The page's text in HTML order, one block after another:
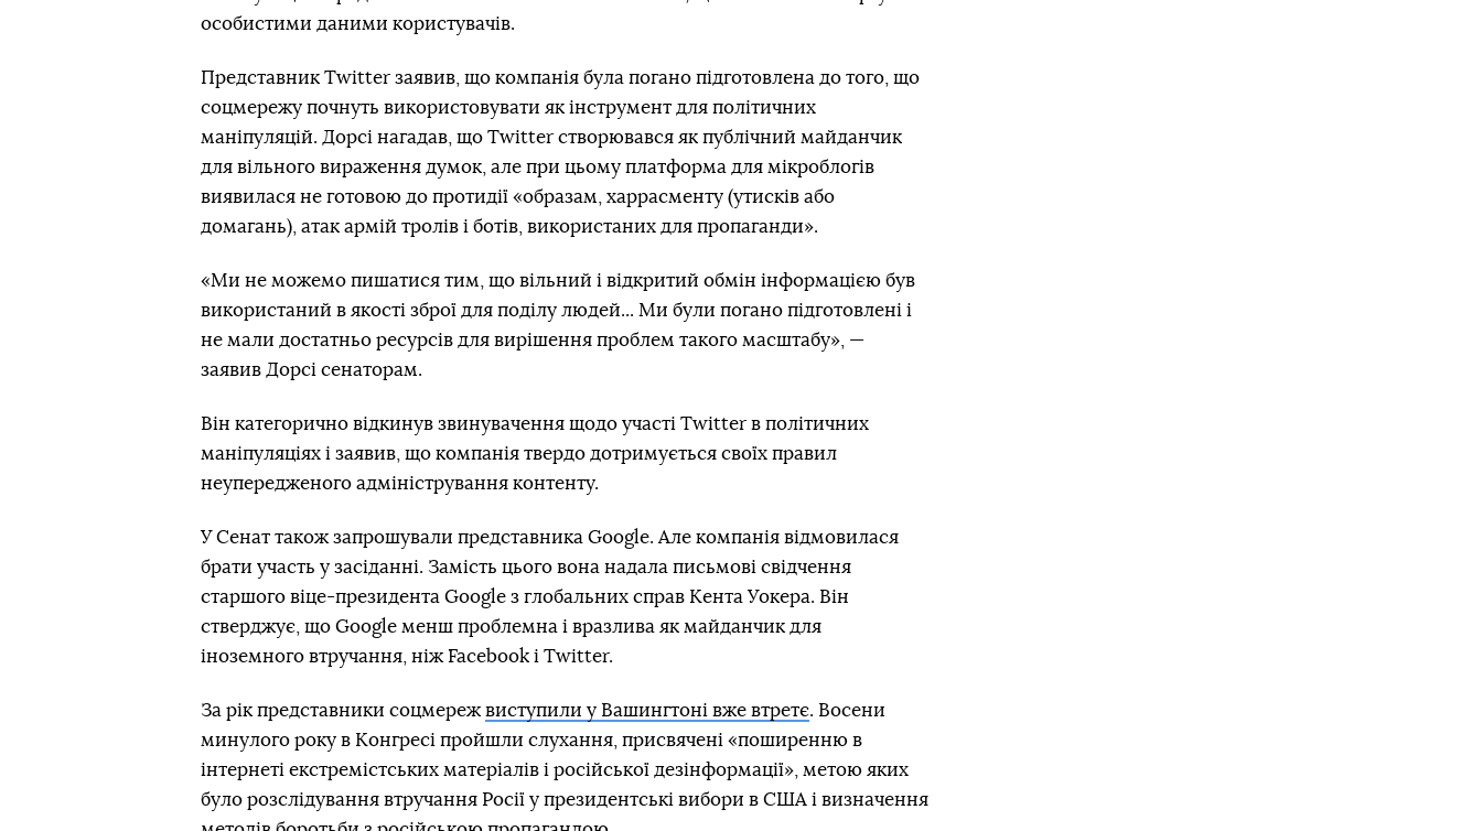
особистими даними користувачів.
Представник Twitter заявив, що компанія була погано підготовлена до того, що
соцмережу почнуть використовувати як інструмент для політичних
маніпуляцій. Дорсі нагадав, що Twitter створювався як публічний майданчик
для вільного вираження думок, але при цьому платформа для мікроблогів
виявилася не готовою до протидії «образам, харрасменту (утисків або
домагань), атак армій тролів і ботів, використаних для пропаганди».
«Ми не можемо пишатися тим, що вільний і відкритий обмін інформацією був
використаний в якості зброї для поділу людей... Ми були погано підготовлені і
не мали достатньо ресурсів для вирішення проблем такого масштабу», —
заявив Дорсі сенаторам.
Він категорично відкинув звинувачення щодо участі Twitter в політичних
маніпуляціях і заявив, що компанія твердо дотримується своїх правил
неупередженого адміністрування контенту.
У Сенат також запрошували представника Google. Але компанія відмовилася
брати участь у засіданні. Замість цього вона надала письмові свідчення
старшого віце-президента Google з глобальних справ Кента Уокера. Він
стверджує, що Google менш проблемна і вразлива як майданчик для
іноземного втручання, ніж Facebook і Twitter.
За рік представники соцмереж виступили у Вашингтоні вже втретє. Восени
минулого року в Конгресі пройшли слухання, присвячені «поширенню в
інтернеті екстремістських матеріалів і російської дезінформації», метою яких
було розслідування втручання Росії у президентські вибори в США і визначення